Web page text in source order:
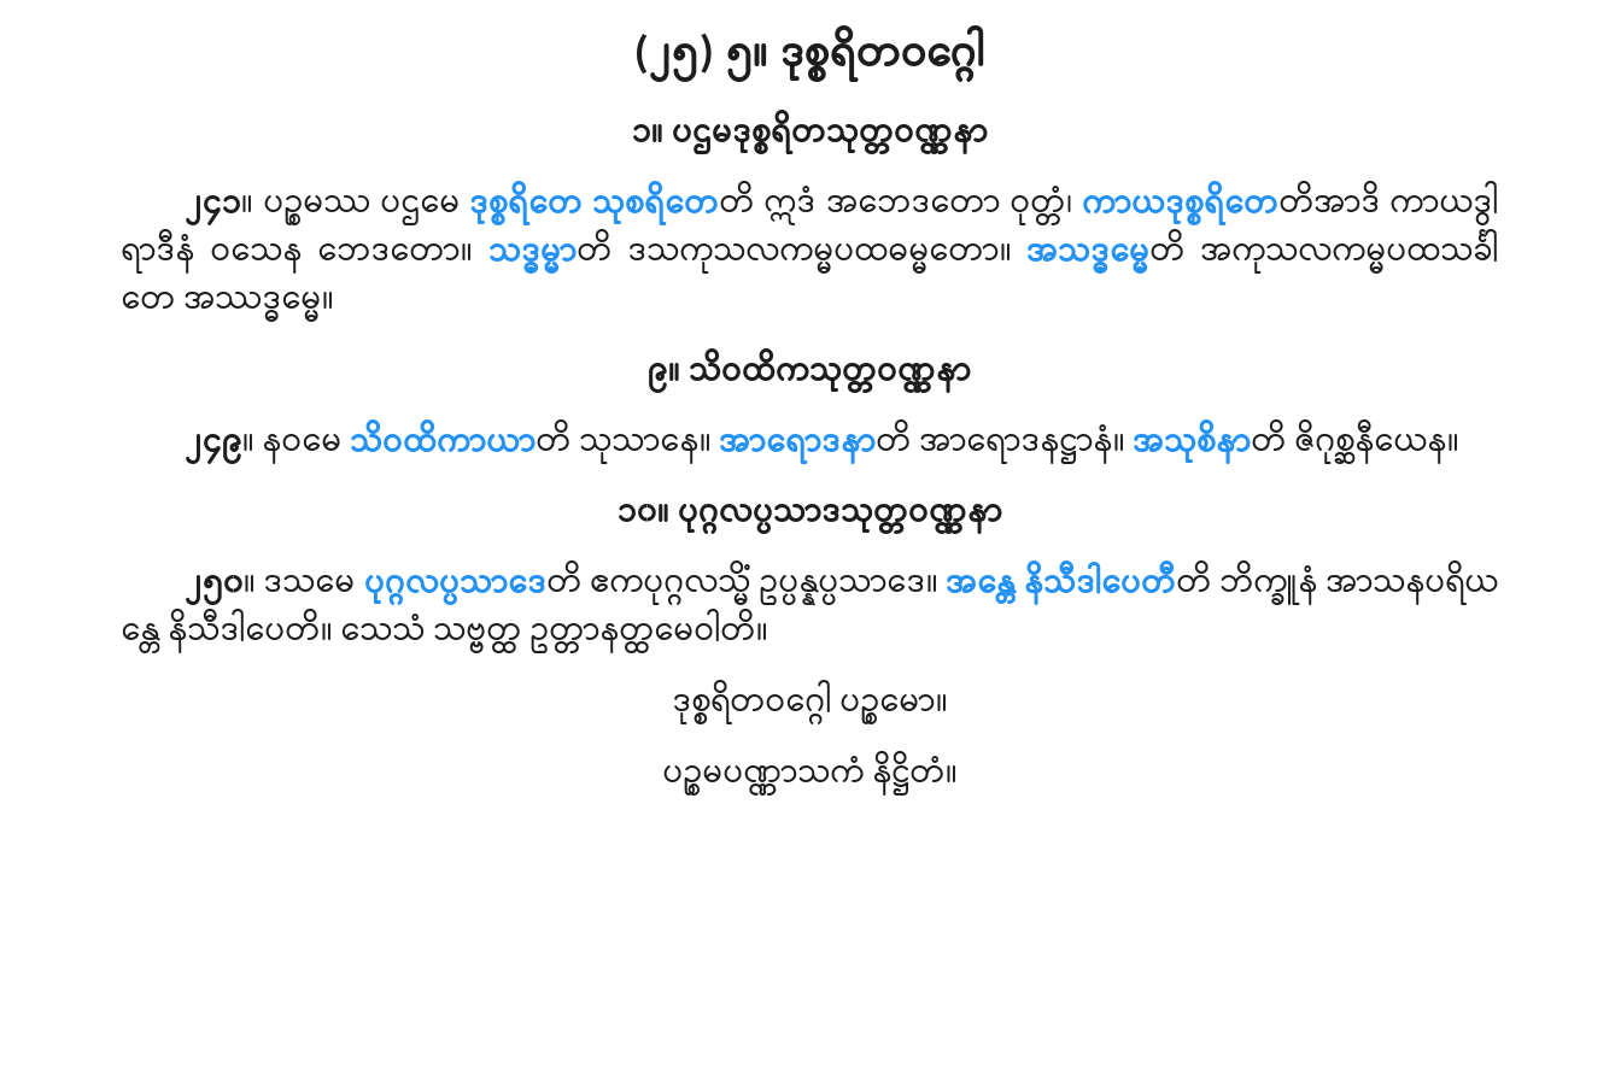
(၂၅) ၅။ ဒုစ္စရိတဝဂ္ဂေါ
၁။ ပဌမဒုစ္စရိတသုတ္တဝဏ္ဏနာ
၂၄၁။ ပဉ္စမဿ ပဌမေ ဒုစ္စရိတေ သုစရိတေတိ ဣဒံ အဘေဒတော ဝုတ္တံ၊ ကာယဒုစ္စရိတေတိအာဒိ ကာယဒွါ
ရာဒီနံ ဝသေန ဘေဒတော။ သဒ္ဓမ္မာတိ ဒသကုသလကမ္မပထဓမ္မတော။ အသဒ္ဓမ္မေတိ အကုသလကမ္မပထသင်္ခါ
တေ အဿဒ္ဓမ္မေ။
၉။ သိဝထိကသုတ္တဝဏ္ဏနာ
၂၄၉။ နဝမေသိဝထိကာယာတိ သုသာနေ။အာရောဒနာတိ အာရောဒနဋ္ဌာနံ။အသုစိနာတိ ဇိဂုစ္ဆနီယေန။
၁၀။ ပုဂ္ဂလပ္ပသာဒသုတ္တဝဏ္ဏနာ
၂၅၀။ ဒသမေ ပုဂ္ဂလပ္ပသာဒေတိ ဧကပုဂ္ဂလသ္မိံ ဥပ္ပန္နပ္ပသာဒေ။အန္တေ နိသီဒါပေတီတိ ဘိက္ခူနံ အာသနပရိယ
န္တေ နိသီဒါပေတိ။ သေသံ သဗ္ဗတ္ထ ဥတ္တာနတ္ထမေဝါတိ။
ဒုစ္စရိတဝဂ္ဂေါ ပဉ္စမော။
ပဉ္စမပဏ္ဏာသကံ နိဋ္ဌိတံ။